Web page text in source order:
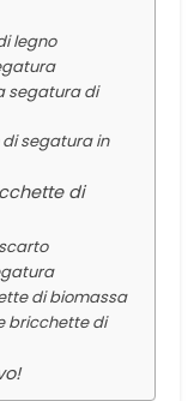
legno
segatura di
segatura in
di
di biomassa
bricchette di